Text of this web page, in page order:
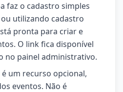
faz o cadastro simples
utilizando cadastro
pronta para criar e
O link fica disponível
no painel administrativo.
um recurso opcional,
eventos. Não é